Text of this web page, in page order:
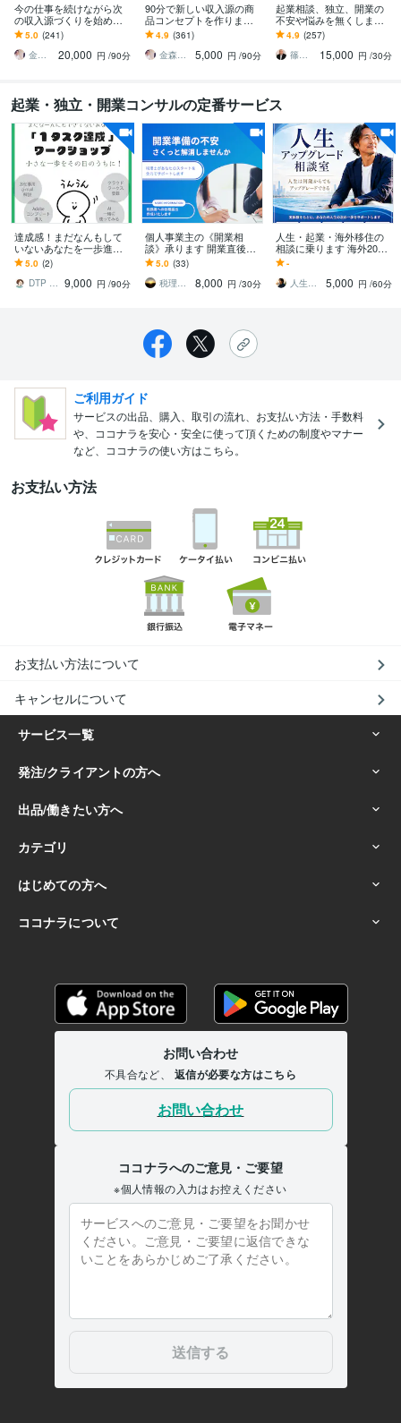
今の仕事を続けながら次
の収入源づくりを始めら
れます 独自ポジションづ
くりからメニュー・集客
経路・収支仮説まで整理
5.0 (241)
金森正治
20,000 円 /90分
90分で新しい収入源の商
品コンセプトを作ります
弱み×強みで競合と比較さ
れない独自ポジションを
整理します
4.9 (361)
金森正治
5,000 円 /90分
起業相談、独立、開業の
不安や悩みを無くします 1
8の質問で悩みに回答。希
望者には15分ビデオチャ
ットOK！
4.9 (257)
篠田圭三
15,000 円 /30分
起業・独立・開業コンサルの定番サービス
達成感！まだなんもして
いないあなたを一歩進ま
せます ☆おうちでお仕事
するための「1タスク達
成」ワークショップ
5.0 (2)
DTP SUGAWARA 9,000 円 /90分
個人事業主の《開業相
談》承ります 開業直後の
方、今から開業される方
はぜひ！スタートから順
調に！
5.0 (33)
税理士ひなた
8,000 円 /30分
人生・起業・海外移住の
相談に乗ります 海外20年
以上の経験をもとに実践
的に助言します
-
人生アップグレード相談室
5,000 円 /60分
ご利用ガイド
サービスの出品、購入、取引の流れ、お支払い方法・手数料
や、ココナラを安心・安全に使って頂くための制度やマナー
など、ココナラの使い方はこちら。
お支払い方法
お支払い方法について
キャンセルについて